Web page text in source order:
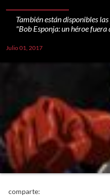
También están disponibles
"Bob Esponja: un héroe fuera
Julio 01, 2017
comparte: